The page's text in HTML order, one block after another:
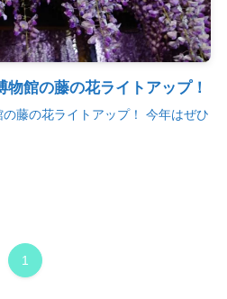
物館の藤の花ライトアップ！
藤の花ライトアップ！ 今年はぜひ
1